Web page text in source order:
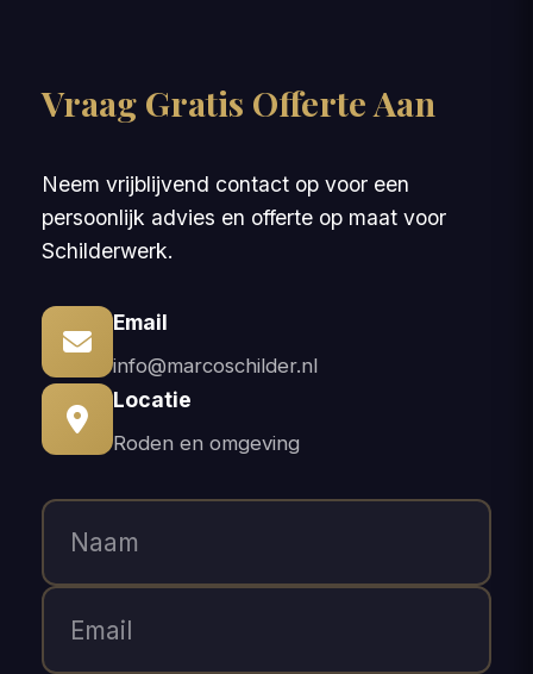
Vraag Gratis Offerte Aan
Neem vrijblijvend contact op voor een
persoonlijk advies en offerte op maat voor
Schilderwerk.
Email
info@marcoschilder.nl
Locatie
Roden en omgeving